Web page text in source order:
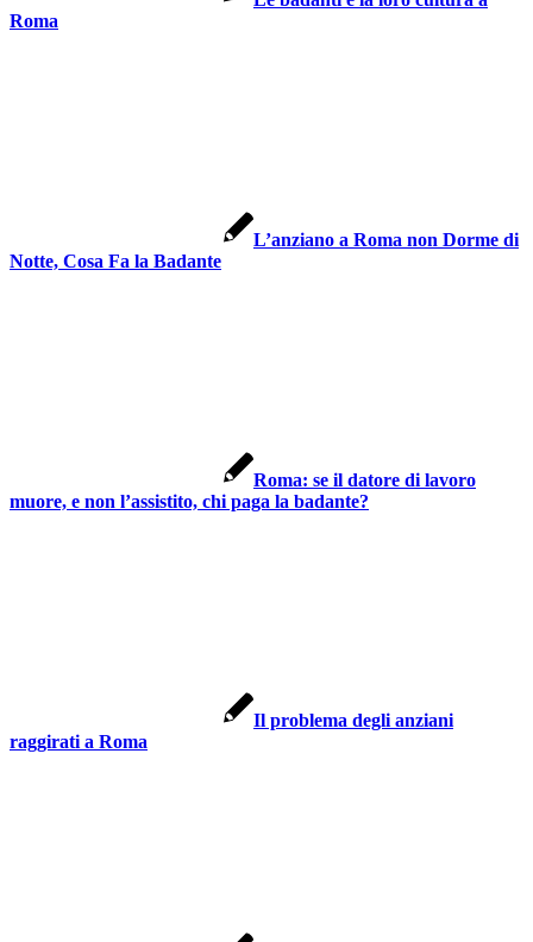
Roma
L’anziano a Roma non Dorme di
Notte, Cosa Fa la Badante
Roma: se il datore di lavoro
muore, e non l’assistito, chi paga la badante?
Il problema degli anziani
raggirati a Roma